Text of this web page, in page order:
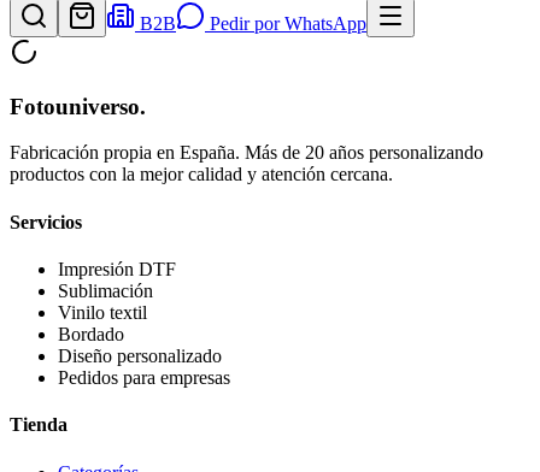
B2B
Pedir por WhatsApp
Fotouniverso.
Fabricación propia en España. Más de 20 años personalizando
productos con la mejor calidad y atención cercana.
Servicios
Impresión DTF
Sublimación
Vinilo textil
Bordado
Diseño personalizado
Pedidos para empresas
Tienda